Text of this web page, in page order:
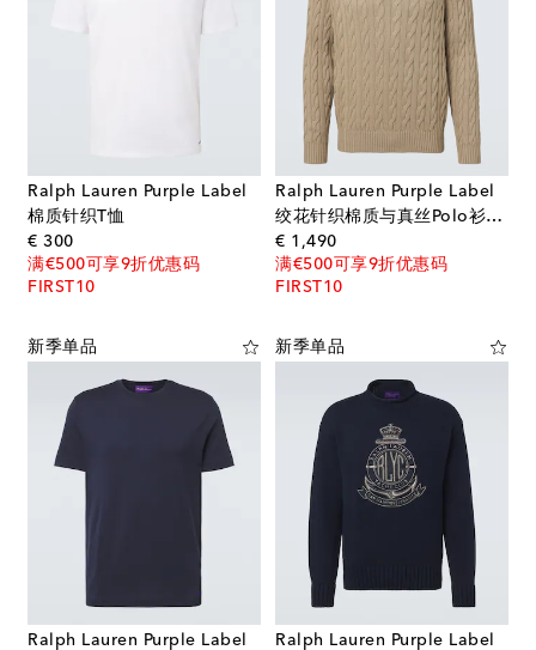
Ralph Lauren Purple Label
棉质针织T恤
€ 300original price
满€500可享9折优惠码
FIRST10
Ralph Lauren Purple Label
绞花针织棉质与真丝Polo衫式毛衣
€ 1,490original price
满€500可享9折优惠码
FIRST10
新季单品
Ralph Lauren Purple Label
新季单品
Ralph Lauren Purple Label